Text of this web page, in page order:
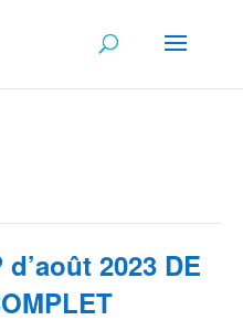
2023 DE